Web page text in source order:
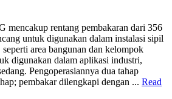
mencakup rentang pembakaran dari 356
untuk digunakan dalam instalasi sipil
area bangunan dan kelompok
digunakan dalam aplikasi industri,
Pengoperasiannya dua tahap
pembakar dilengkapi dengan ... Read